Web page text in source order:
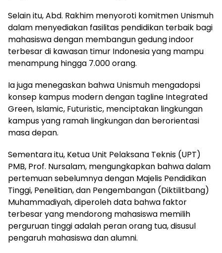
Selain itu, Abd. Rakhim menyoroti komitmen Unismuh
dalam menyediakan fasilitas pendidikan terbaik bagi
mahasiswa dengan membangun gedung indoor
terbesar di kawasan timur Indonesia yang mampu
menampung hingga 7.000 orang.
Ia juga menegaskan bahwa Unismuh mengadopsi
konsep kampus modern dengan tagline Integrated
Green, Islamic, Futuristic, menciptakan lingkungan
kampus yang ramah lingkungan dan berorientasi
masa depan.
Sementara itu, Ketua Unit Pelaksana Teknis (UPT)
PMB, Prof. Nursalam, mengungkapkan bahwa dalam
pertemuan sebelumnya dengan Majelis Pendidikan
Tinggi, Penelitian, dan Pengembangan (Diktilitbang)
Muhammadiyah, diperoleh data bahwa faktor
terbesar yang mendorong mahasiswa memilih
perguruan tinggi adalah peran orang tua, disusul
pengaruh mahasiswa dan alumni.